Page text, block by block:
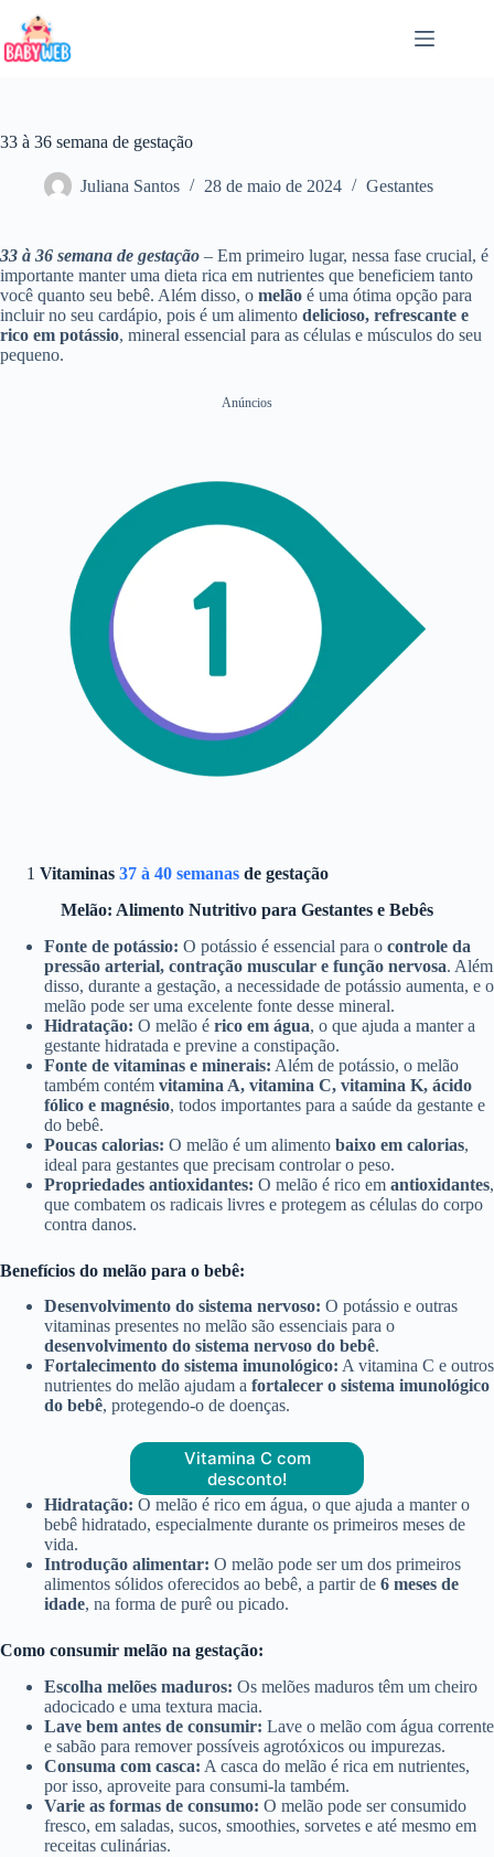
para
o
conteúdo
33 à 36 semana de gestação
Juliana Santos 28 de maio de 2024 Gestantes
33 à 36 semana de gestação – Em primeiro lugar, nessa fase crucial, é
importante manter uma dieta rica em nutrientes que beneficiem tanto
você quanto seu bebê. Além disso, o melão é uma ótima opção para
incluir no seu cardápio, pois é um alimento delicioso, refrescante e
rico em potássio, mineral essencial para as células e músculos do seu
pequeno.
Anúncios
1 Vitaminas 37 à 40 semanas de gestação
Melão: Alimento Nutritivo para Gestantes e Bebês
Fonte de potássio: O potássio é essencial para o controle da
pressão arterial, contração muscular e função nervosa. Além
disso, durante a gestação, a necessidade de potássio aumenta, e o
melão pode ser uma excelente fonte desse mineral.
Hidratação: O melão é rico em água, o que ajuda a manter a
gestante hidratada e previne a constipação.
Fonte de vitaminas e minerais: Além de potássio, o melão
também contém vitamina A, vitamina C, vitamina K, ácido
fólico e magnésio, todos importantes para a saúde da gestante e
do bebê.
Poucas calorias: O melão é um alimento baixo em calorias,
ideal para gestantes que precisam controlar o peso.
Propriedades antioxidantes: O melão é rico em antioxidantes,
que combatem os radicais livres e protegem as células do corpo
contra danos.
Benefícios do melão para o bebê:
Desenvolvimento do sistema nervoso: O potássio e outras
vitaminas presentes no melão são essenciais para o
desenvolvimento do sistema nervoso do bebê.
Fortalecimento do sistema imunológico: A vitamina C e outros
nutrientes do melão ajudam a fortalecer o sistema imunológico
do bebê, protegendo-o de doenças.
Vitamina C com
desconto!
Hidratação: O melão é rico em água, o que ajuda a manter o
bebê hidratado, especialmente durante os primeiros meses de
vida.
Introdução alimentar: O melão pode ser um dos primeiros
alimentos sólidos oferecidos ao bebê, a partir de 6 meses de
idade, na forma de purê ou picado.
Como consumir melão na gestação:
Escolha melões maduros: Os melões maduros têm um cheiro
adocicado e uma textura macia.
Lave bem antes de consumir: Lave o melão com água corrente
e sabão para remover possíveis agrotóxicos ou impurezas.
Consuma com casca: A casca do melão é rica em nutrientes,
por isso, aproveite para consumi-la também.
Varie as formas de consumo: O melão pode ser consumido
fresco, em saladas, sucos, smoothies, sorvetes e até mesmo em
receitas culinárias.